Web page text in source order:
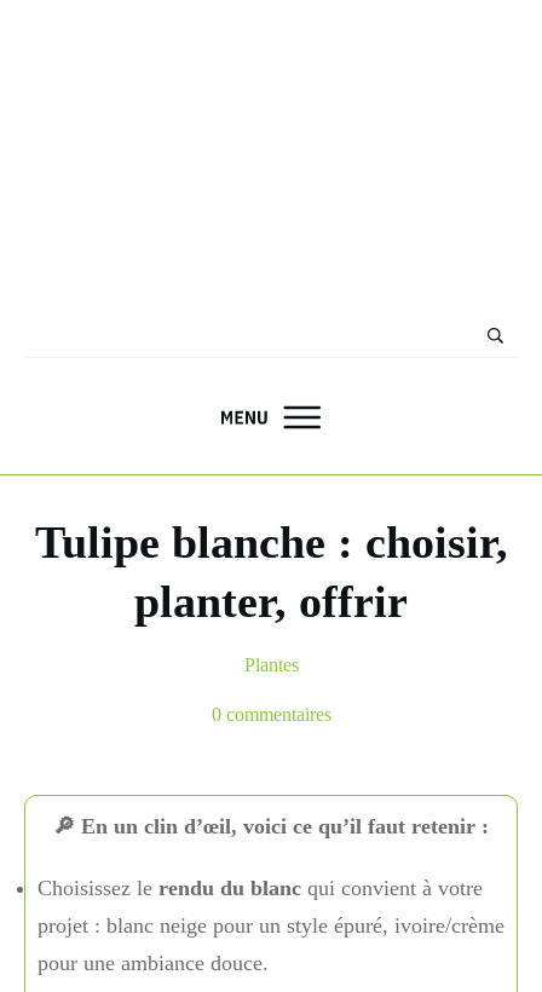
Tulipe blanche : choisir,
planter, offrir
Plantes
0commentaires
🔎 En un clin d’œil, voici ce qu’il faut retenir :
Choisissez le rendu du blanc qui convient à votre
projet : blanc neige pour un style épuré, ivoire/crème
pour une ambiance douce.